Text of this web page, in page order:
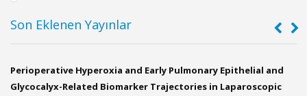
Son Eklenen Yayınlar
Perioperative Hyperoxia and Early Pulmonary Epithelial and
Glycocalyx-Related Biomarker Trajectories in Laparoscopic